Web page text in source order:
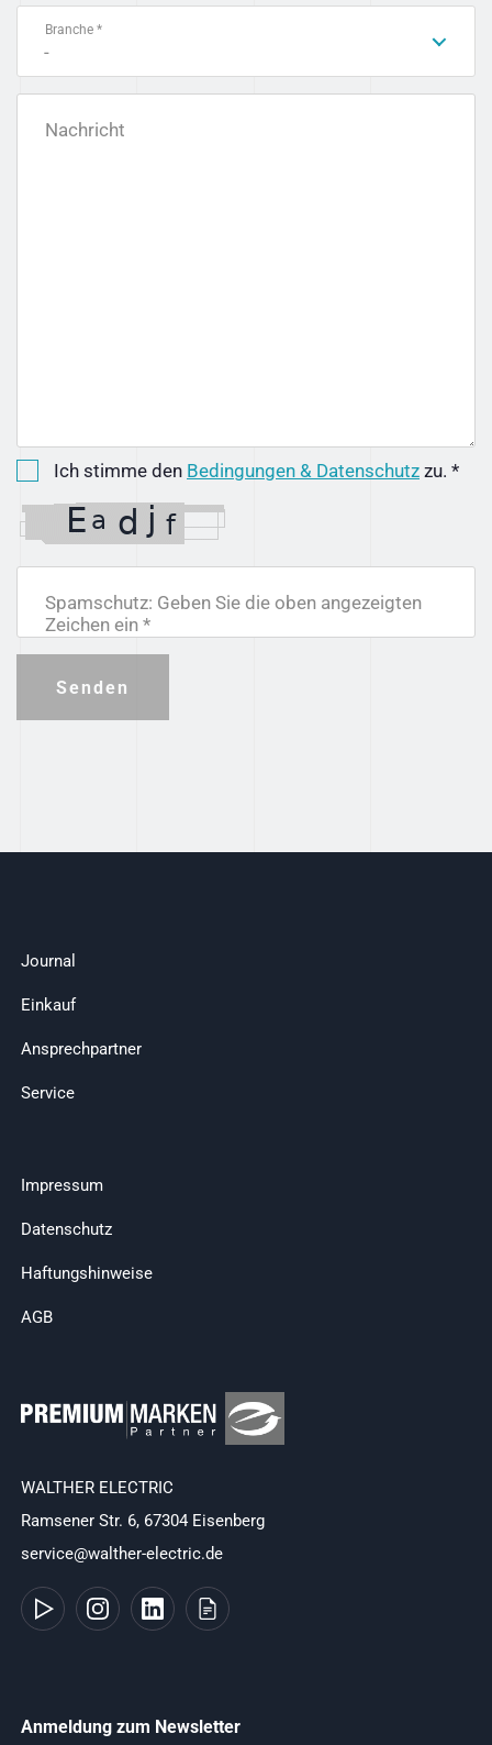
Branche *
-
Nachricht
Ich stimme den Bedingungen & Datenschutz zu. *
Spamschutz: Geben Sie die oben angezeigten
Zeichen ein *
Senden
Journal
Einkauf
Ansprechpartner
Service
Impressum
Datenschutz
Haftungshinweise
AGB
WALTHER ELECTRIC
Ramsener Str. 6, 67304 Eisenberg
service@walther-electric.de
Anmeldung zum Newsletter